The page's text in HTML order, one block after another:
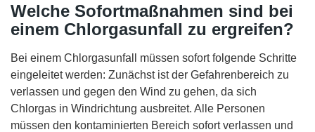
Welche Sofortmaßnahmen sind bei
einem Chlorgasunfall zu ergreifen?
Bei einem Chlorgasunfall müssen sofort folgende Schritte
eingeleitet werden: Zunächst ist der Gefahrenbereich zu
verlassen und gegen den Wind zu gehen, da sich
Chlorgas in Windrichtung ausbreitet. Alle Personen
müssen den kontaminierten Bereich sofort verlassen und